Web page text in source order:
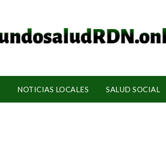
NOTICIAS LOCALES SALUD SOCIAL